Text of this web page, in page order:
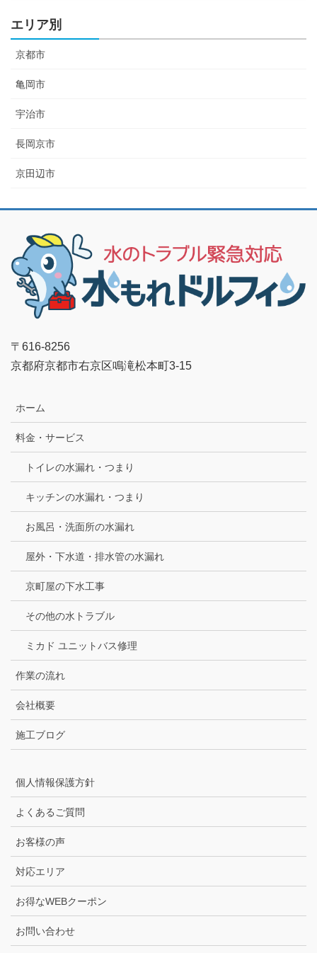
エリア別
京都市
亀岡市
宇治市
長岡京市
京田辺市
〒616-8256
京都府京都市右京区鳴滝松本町3-15
ホーム
料金・サービス
トイレの水漏れ・つまり
キッチンの水漏れ・つまり
お風呂・洗面所の水漏れ
屋外・下水道・排水管の水漏れ
京町屋の下水工事
その他の水トラブル
ミカド ユニットバス修理
作業の流れ
会社概要
施工ブログ
個人情報保護方針
よくあるご質問
お客様の声
対応エリア
お得なWEBクーポン
お問い合わせ